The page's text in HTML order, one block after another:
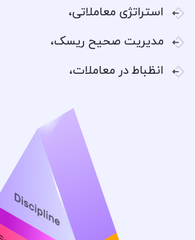
استراتژی معاملاتی،
مدیریت صحیح ریسک،
انظباط در معاملات،